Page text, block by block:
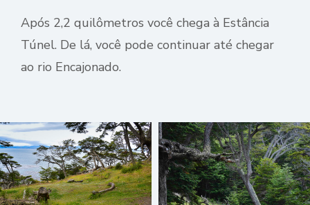
Após 2,2 quilômetros você chega à Estância
Túnel. De lá, você pode continuar até chegar
ao rio Encajonado.